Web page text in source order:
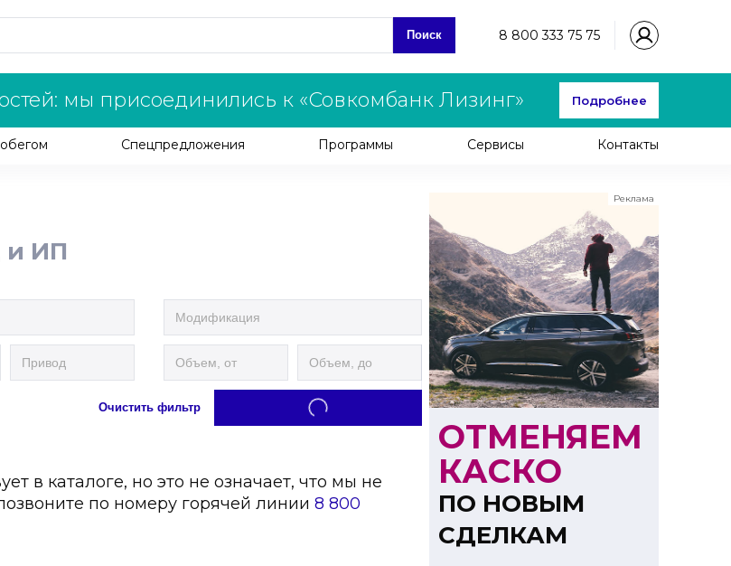
Поиск
мы присоединились к «Совкомбанк Лизинг» Подробнее
Спецпредложения Программы Сервисы Контакты
8 800 333 75 75
и ИП
Очистить фильтр
в каталоге, но это не означает, что мы не
по номеру горячей линии 8 800
Реклама
ООО "ЛК Эволюция"
ИНН 9724016636
erid: nyi26TK8Sykg5SPCgA2w5MdVpLC2ggii
ОТМЕНЯЕМ
КАСКО
ПО НОВЫМ
СДЕЛКАМ